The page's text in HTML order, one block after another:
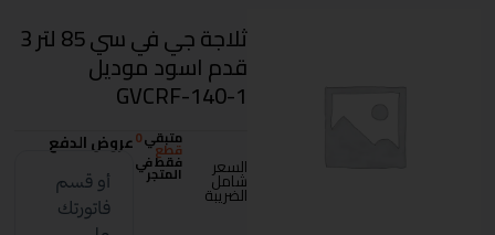
ثلاجة جي في سي 85 لتر 3
قدم اسود موديل
GVCRF-140-1
السعر
شامل
الضريبة
متبقي0
قطع
فقط في
المتجر
عروض الدفع